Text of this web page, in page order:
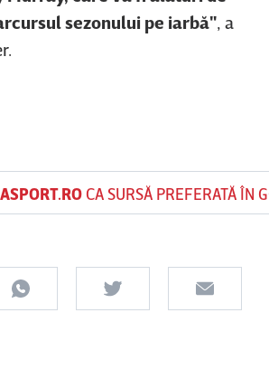
sezonului pe iarbă", a
CA SURSĂ PREFERATĂ ÎN